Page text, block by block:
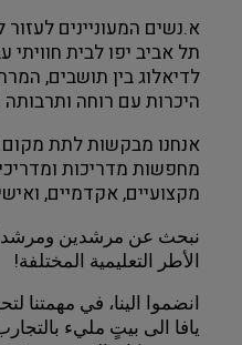
היכרות עם רוחה
מקצועיים, אקדמיים,
الأطر التعليمية المختلفة!
انضموا الينا، في مهمتنا